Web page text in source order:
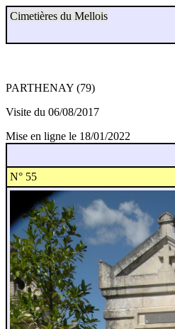
Cimetières du Mellois
PARTHENAY (79)
Visite du 06/08/2017
Mise en ligne le 18/01/2022
N° 55